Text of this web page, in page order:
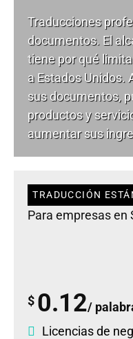
Traducciones
documentos. El
tiene por qué
a Estados Unidos.
sus documentos,
productos y
aumentar sus
TRADUCCIÓN
Para empresas en
$ 0.12/
Licencias de